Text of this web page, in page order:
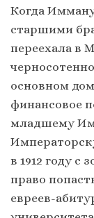
Когда
старшими
переехала в
основном
финансовое
младшему
в 1912 году с
право
евреев-